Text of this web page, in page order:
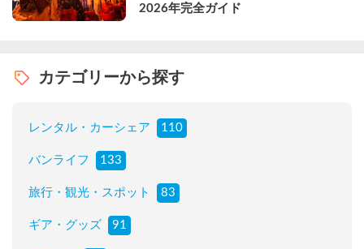
2026年完全ガイド
カテゴリーから探す
レンタル・カーシェア 110
バンライフ 133
旅行・観光・スポット 83
ギア・グッズ 91